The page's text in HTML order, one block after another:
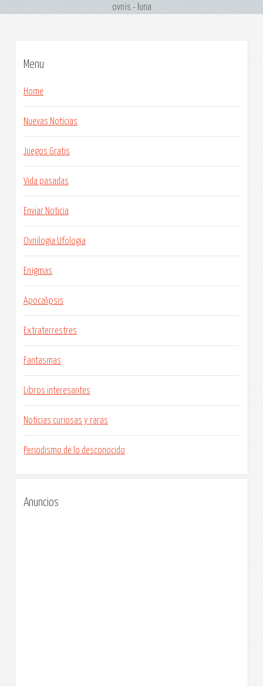
ovnis - luna
Menu
Home
Nuevas Noticias
Juegos Gratis
Vida pasadas
Enviar Noticia
Ovnilogia Ufologia
Enigmas
Apocalipsis
Extraterrestres
Fantasmas
Libros interesantes
Noticias curiosas y raras
Periodismo de lo desconocido
Anuncios